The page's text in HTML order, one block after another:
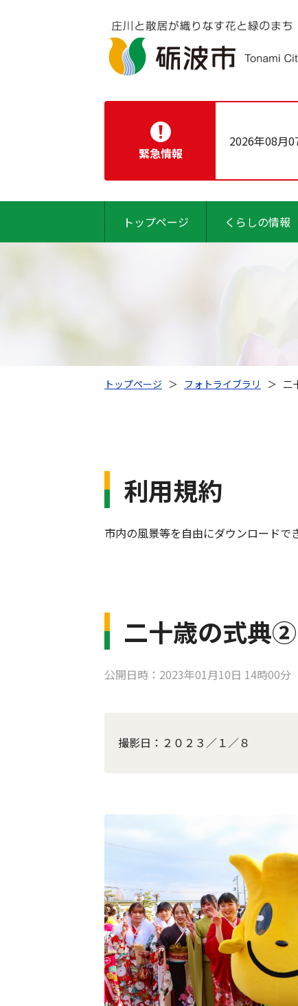
緊急情報
2026年08月
トップページ くらしの情報
トップページ ＞ フォトライブラリ ＞ 二
利用規約
市内の風景等を自由にダウンロードで
二十歳の式典②
公開日時：2023年01月10日 14時00分
撮影日：２０２３／１／８